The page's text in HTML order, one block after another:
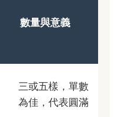
數量與意義
三或五樣，單數
為佳，代表圓滿